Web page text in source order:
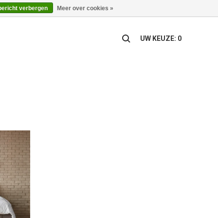
UW KEUZE: 0
verbergen Meer over cookies »